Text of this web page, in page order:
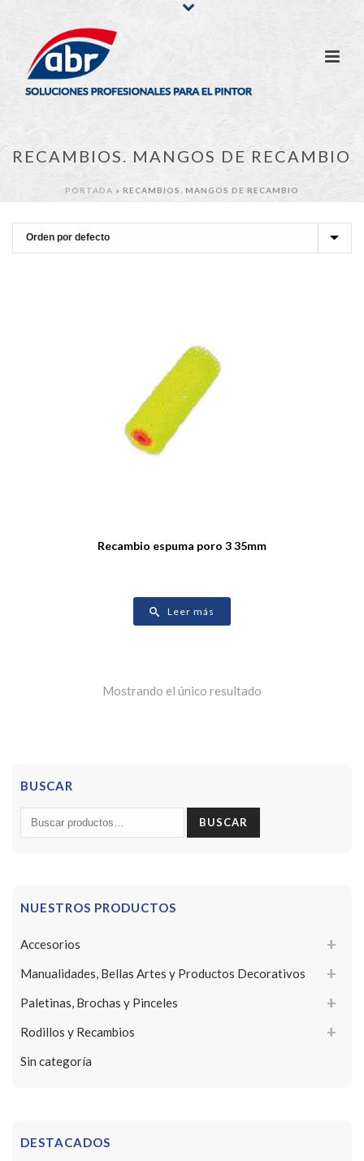
RECAMBIOS. MANGOS DE RECAMBIO
PORTADA » RECAMBIOS. MANGOS DE RECAMBIO
Recambio espuma poro 3 35mm
Leer más
Mostrando el único resultado
BUSCAR
Buscar
por:
BUSCAR
NUESTROS PRODUCTOS
Accesorios
Manualidades, Bellas Artes y Productos Decorativos
Paletinas, Brochas y Pinceles
Rodillos y Recambios
Sin categoría
DESTACADOS